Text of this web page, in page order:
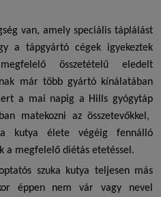
van, amely speciális táplálást
a tápgyártó cégek igyekeztek
összetételű eledelt
már több gyártó kínálatában
a mai napig a Hills gyógytáp
matekozni az összetevőkkel,
kutya élete végéig fennálló
a megfelelő diétás etetéssel.
szuka kutya teljesen más
éppen nem vár vagy nevel